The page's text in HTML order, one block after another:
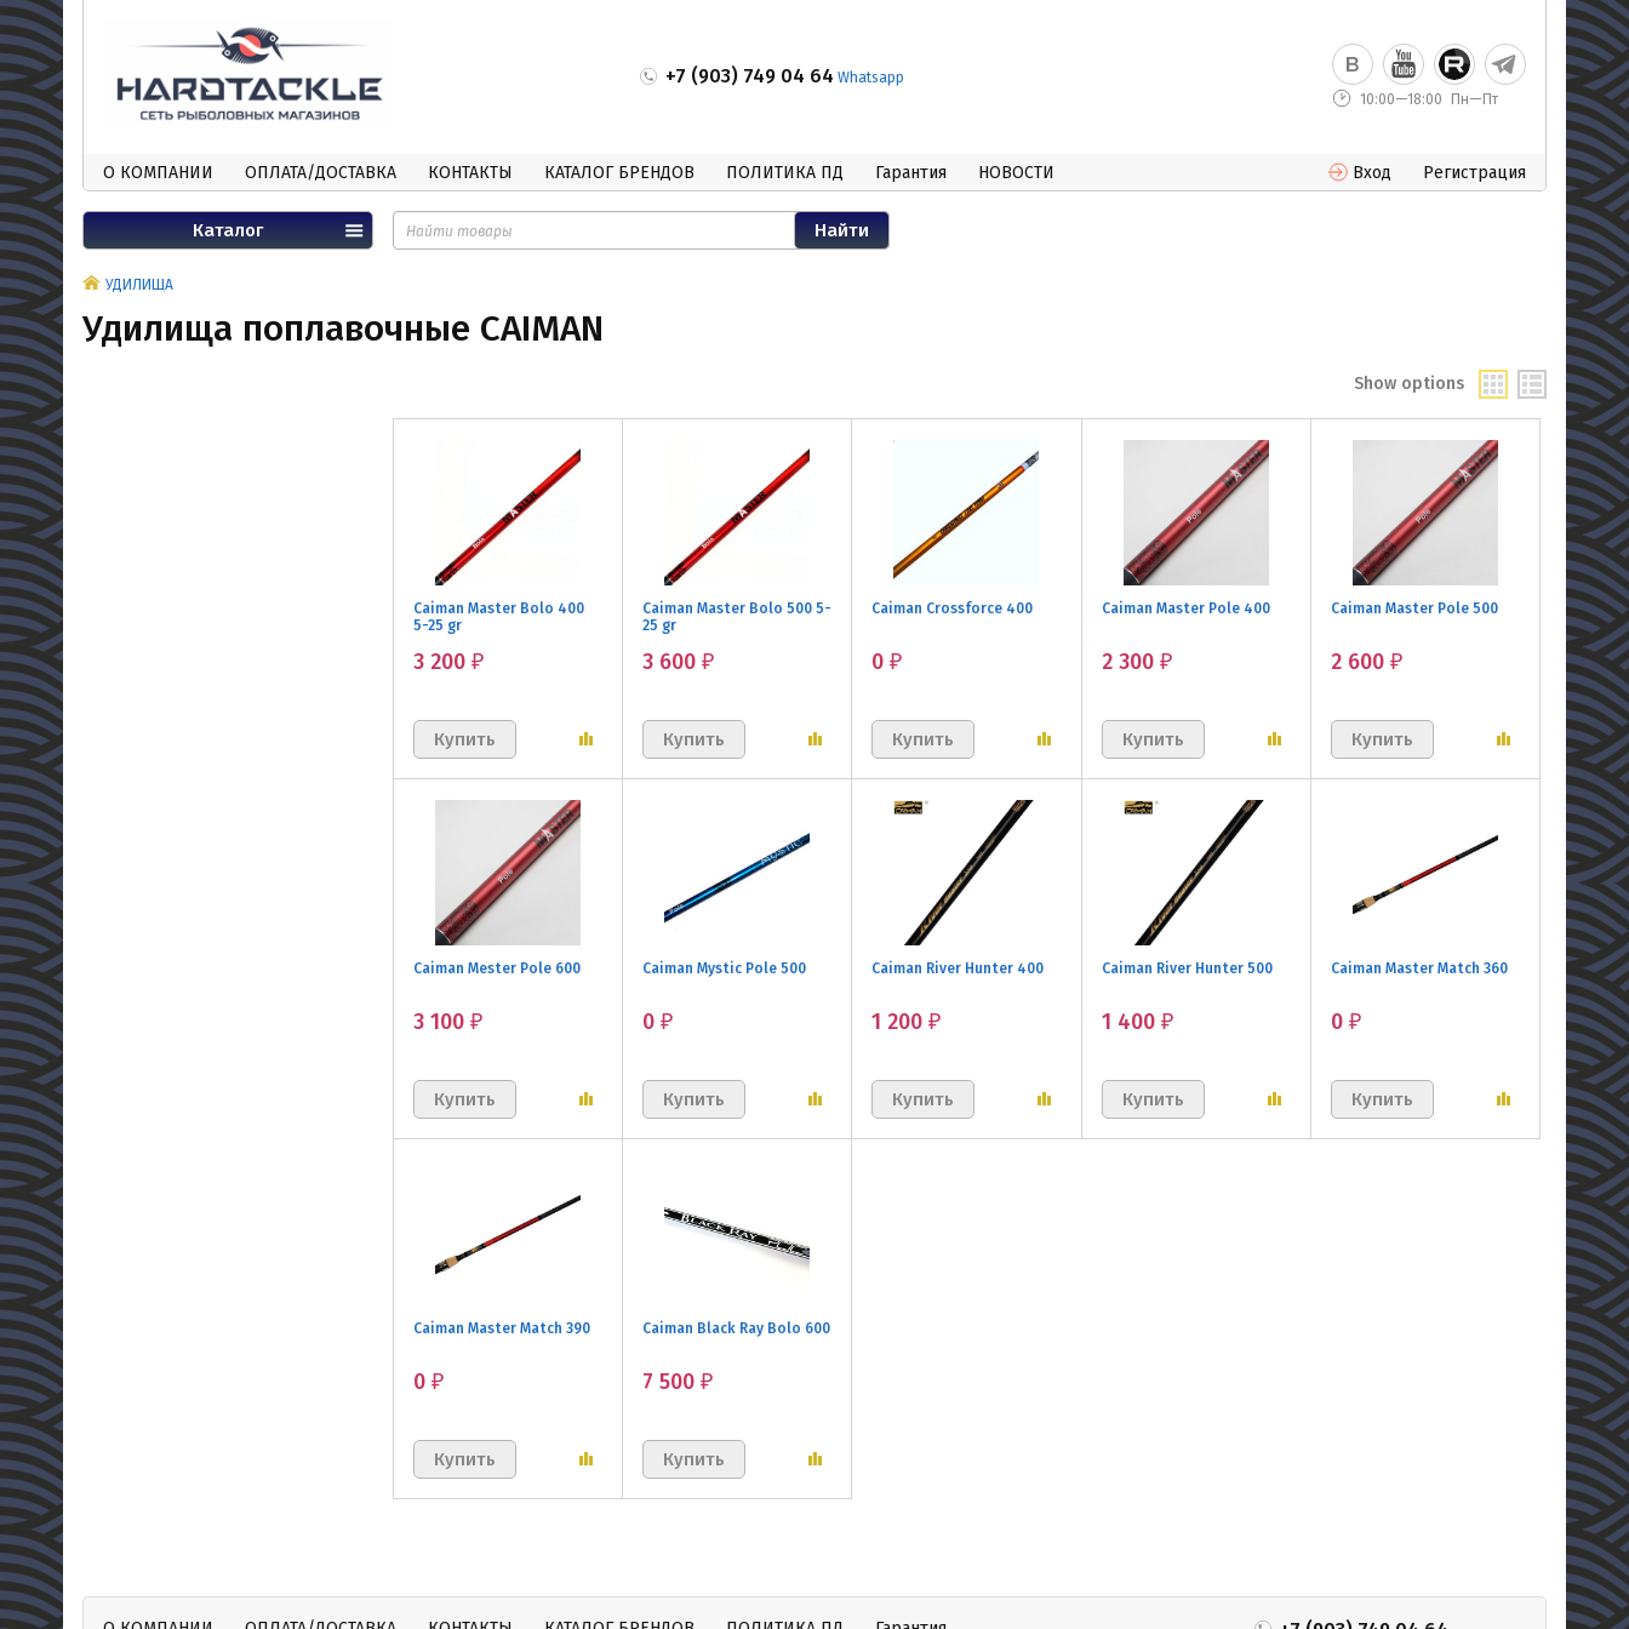
+7 (903) 749 04 64 Whatsapp
10:00—18:00
Пн—Пт
О КОМПАНИИ ОПЛАТА/ДОСТАВКА КОНТАКТЫ КАТАЛОГ БРЕНДОВ ПОЛИТИКА ПД Гарантия НОВОСТИ Вход Регистрация
Каталог
УДИЛИЩА
Удилища поплавочные CAIMAN
Show options
Caiman Master Bolo 400
5-25 gr
3 200 ₽
Caiman Master Bolo 500 5-
25 gr
3 600₽
Caiman Crossforce 400
0₽
Caiman Master Pole 400
2 300 ₽
Caiman Master Pole 500
2 600 ₽
Caiman Mester Pole 600
3 100 ₽
Caiman Mystic Pole 500
0₽
Caiman River Hunter 400
1 200₽
Caiman River Hunter 500
1 400 ₽
Caiman Master Match 360
0 ₽
Caiman Master Match 390
0 ₽
Caiman Black Ray Bolo 600
7 500₽